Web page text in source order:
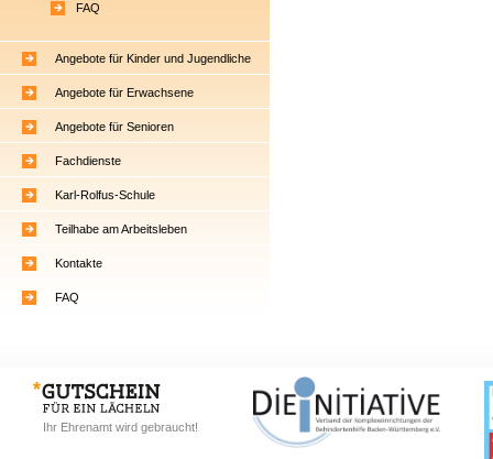
Angebote für Kinder und Jugendliche
Angebote für Erwachsene
Angebote für Senioren
Fachdienste
Karl-Rolfus-Schule
Teilhabe am Arbeitsleben
Kontakte
FAQ
FAQ
Ihr Ehrenamt wird gebraucht!